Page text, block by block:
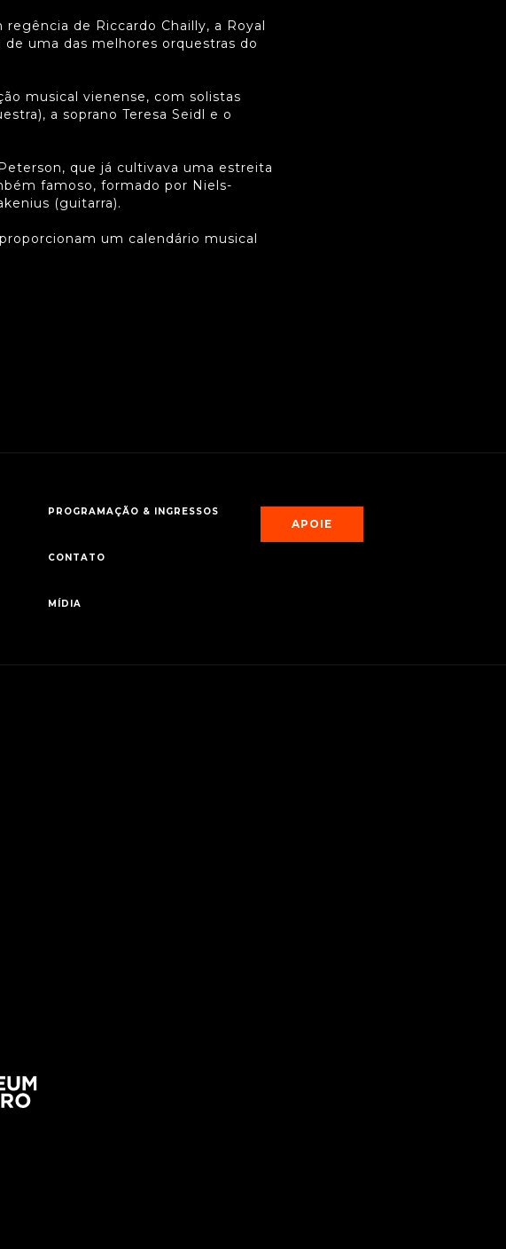
de Riccardo Chailly, a Royal
uma das melhores orquestras do
musical vienense, com solistas
a soprano Teresa Seidl e o
que já cultivava uma estreita
famoso, formado por Niels-
(guitarra).
um calendário musical
PROGRAMAÇÃO & INGRESSOS
CONTATO
MÍDIA
APOIE